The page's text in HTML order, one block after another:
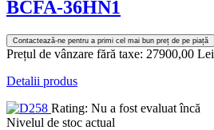
BCFA-36HN1
Contactează-ne pentru a primi cel mai bun preț de pe piață
Prețul de vânzare fără taxe: 27900,00 Lei
Detalii produs
Rating: Nu a fost evaluat încă
Nivelul de stoc actual